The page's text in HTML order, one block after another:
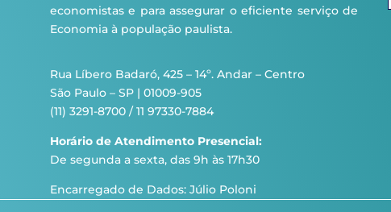
economistas e para assegurar o eficiente serviço de
Economia à população paulista.
Rua Líbero Badaró, 425 – 14º. Andar – Centro
São Paulo – SP | 01009-905
(11) 3291-8700 / 11 97330-7884
Horário de Atendimento Presencial:
De segunda a sexta, das 9h às 17h30
Encarregado de Dados: Júlio Poloni